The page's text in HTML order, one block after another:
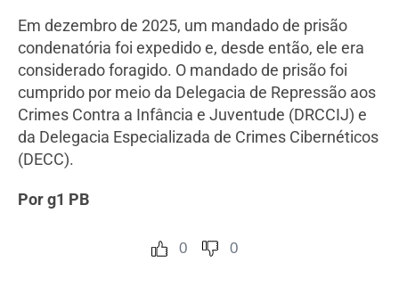
Em dezembro de 2025, um mandado de prisão
condenatória foi expedido e, desde então, ele era
considerado foragido. O mandado de prisão foi
cumprido por meio da Delegacia de Repressão aos
Crimes Contra a Infância e Juventude (DRCCIJ) e
da Delegacia Especializada de Crimes Cibernéticos
(DECC).
Por g1 PB
0 0